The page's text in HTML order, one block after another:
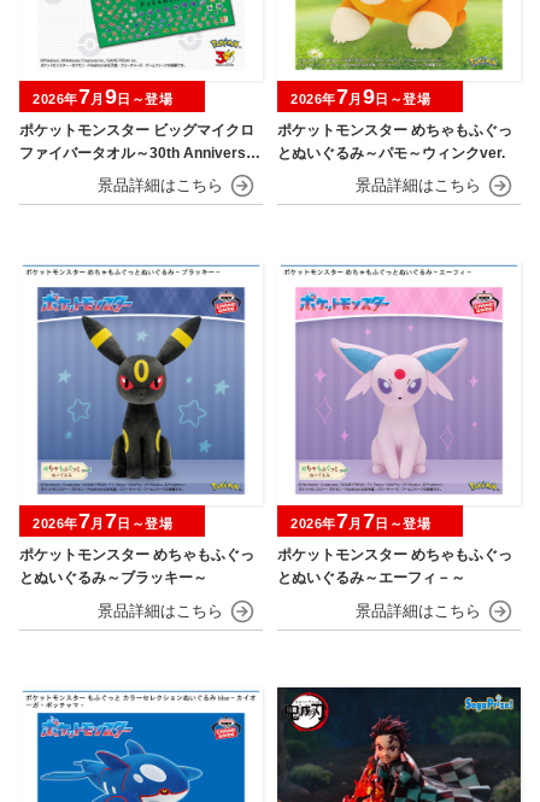
ポケットモンスター ビッグマイクロ
ファイバータオル～30th Anniversar
2026年7月 9日～登場
ポケットモンスター めちゃもふぐっ
とぬいぐるみ～パモ～ウィンクver.
2026年7月 9日～登場
ポケットモンスター めちゃもふぐっ
とぬいぐるみ～ブラッキー～
2026年7月 7日～登場
ポケットモンスター めちゃもふぐっ
とぬいぐるみ～エーフィ－～
2026年7月 7日～登場